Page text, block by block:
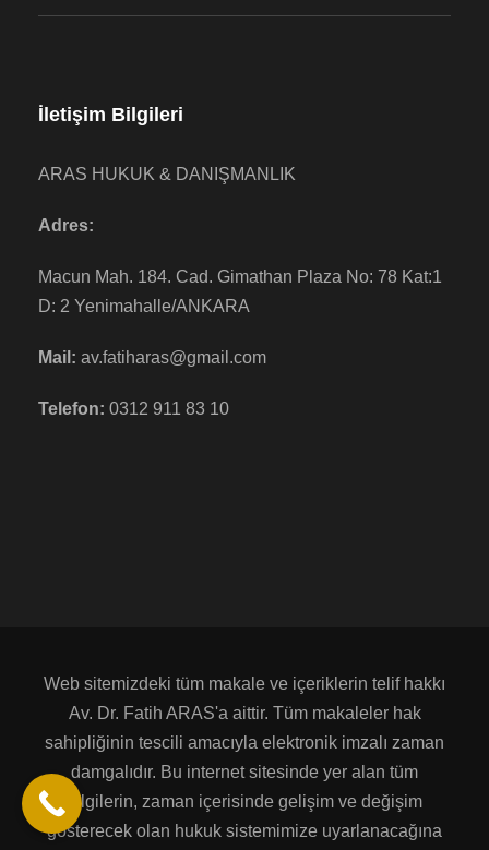
İletişim Bilgileri
ARAS HUKUK & DANIŞMANLIK
Adres:
Macun Mah. 184. Cad. Gimathan Plaza No: 78 Kat:1
D: 2 Yenimahalle/ANKARA
Mail: av.fatiharas@gmail.com
Telefon: 0312 911 83 10
Web sitemizdeki tüm makale ve içeriklerin telif hakkı
Av. Dr. Fatih ARAS'a aittir. Tüm makaleler hak
sahipliğinin tescili amacıyla elektronik imzalı zaman
damgalıdır. Bu internet sitesinde yer alan tüm
bilgilerin, zaman içerisinde gelişim ve değişim
gösterecek olan hukuk sistemimize uyarlanacağına